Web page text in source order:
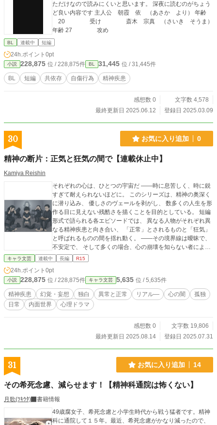
ただけなので読みにくいと思います。 深夜に読むのがちょう
ど良い内容です 主人公 朝霞 依 （あさか より） 年齢
20 受け 斎木 宗真 （さいき そうま）
年齢 27 攻め
BL 連載中 短編
24h.ポイント 0pt
小説 228,875 位 / 228,875件 BL 31,445 位 / 31,445件
BL 短編 共依存 自傷行為 精神疾患
感想数 0
文字数 4,578
最終更新日 2025.06.12
登録日 2025.03.09
30 お気に入り追加 0
精神の断片：正気と狂気の間で【連載休止中】
Kamiya Reishin
それぞれの心は、ひとつの宇宙だ ——時に息苦しく、時に鋭
すぎて耐えられないほどに。 このシリーズは、精神の奥深く
に潜り込み、 優しさのヴェールを剥がし、 数多くの人生を形
作る目に見えない残酷さを描くことを目的としている。 短編
形式で語られる各エピソードでは、 異なる人物がそれぞれ異
なる精神疾患と向き合い、 「正常」とされるものと「狂気」
と呼ばれるものの間を揺れ動く。 ——その境界線は曖昧で、
不安定で、 そして多くの場合、心の崩壊を知らない者によっ
て勝手に引かれたものだ。 タケシ・イワタは重度のうつ病を
のエピソードでは、 存在しない声を聞き、見えない人々を目
にし、 誰にも見えない現実と戦う人物が登場する。 さらに別
の話では、 日常が息苦しいほどの不安に変わり、 「深刻に見
えない」という理由で軽視されがちなその症状が、 内側から
人を蝕んでいく。 これらは、静かな痛み、激しい発作、 そし
は英雄でも犠牲者でもない。 彼らは、自分自身の心と向き合
いながら、 助けも救いもないまま、ただ生き延びようとして
て、冷めたコーヒー、暗くならない部屋、誰にも見られない
顔。 舞台は日常だが、物語は内側で進行している ——誰もそ
ない。 そこにあるのは、忘れ去られた領域 ——そして、それ
を見つめる勇気を持つ者は、ほんの一握りしかいない。
キャラ文芸 連載中 長編 R15
24h.ポイント 0pt
小説 228,875 位 / 228,875件 キャラ文芸 5,635 位 / 5,635件
精神疾患 幻覚・妄想 独白 異常と正常 リアル— 心の闇
孤独
日常
内面世界 心理ドラマ
感想数 0
文字数 19,806
最終更新日 2025.08.14
登録日 2025.07.31
31 お気に入り追加 14
その希死念慮、減らせます！【精神科通院は怖くない】
月歌(ﾂｷｳﾀ)
書籍情報
49歳腐女子、希死念慮と小学生時代から戦う猛者です。精神
科に通院して１５年。最近、希死念慮がかなり減ったので、